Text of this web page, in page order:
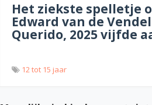
Het ziekste spelletje
Edward van de
Querido, 2025 vijfde
12 tot 15 jaar